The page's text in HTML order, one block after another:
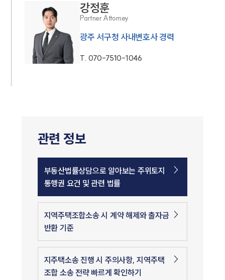
강정훈
Partner Attorney
광주 서구청 사내변호사 경력
T. 070-7510-1046
관련 정보
부동산법률상담으로 알아보는 주위토지
통행권 요건 및 관련 법률
지역주택조합소송 시 계약 해제와 출자금
반환 기준
지주택소송 진행 시 주의사항, 지역주택
조합 소송 전략 빠르게 확인하기